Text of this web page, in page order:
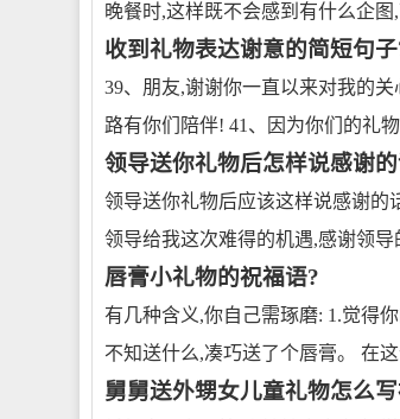
晚餐时,这样既不会感到有什么企图
收到礼物表达谢意的简短句
39、朋友,谢谢你一直以来对我的
路有你们陪伴! 41、因为你们的礼物
领导送你礼物后怎样说感谢
领导送你礼物后应该这样说感谢的
领导给我这次难得的机遇,感谢领导
唇膏小礼物的祝福语?
有几种含义,你自己需琢磨: 1.觉得
不知送什么,凑巧送了个唇膏。 在
舅舅送外甥女儿童礼物怎么